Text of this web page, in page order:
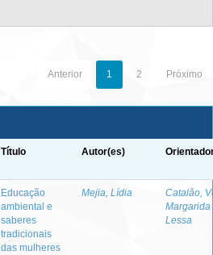
Anterior 1 2 Próximo
Título Autor(es)
Educação
ambiental e
saberes
tradicionais
das mulheres
Mejia, Lídia
Catalão,
Margarida
Lessa